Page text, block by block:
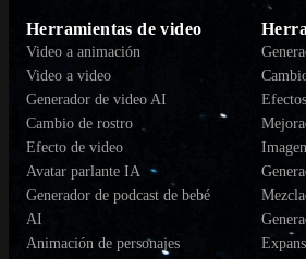
Herramientas de video
Video a animación
Video a video
Generador de video AI
Cambio de rostro
Efecto de video
Avatar parlante IA
Generador de podcast de bebé
AI
Animación de personajes